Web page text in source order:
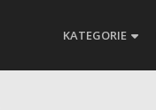
KATEGORIE